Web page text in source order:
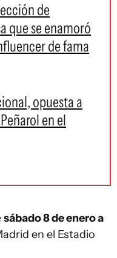
de
que se enamoró
de fama
opuesta a
en el
sábado 8 de enero a
en el Estadio